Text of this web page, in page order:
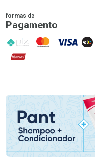
formas de
Pagamento
PIX MasterCard
VISA ELO
Hipercard